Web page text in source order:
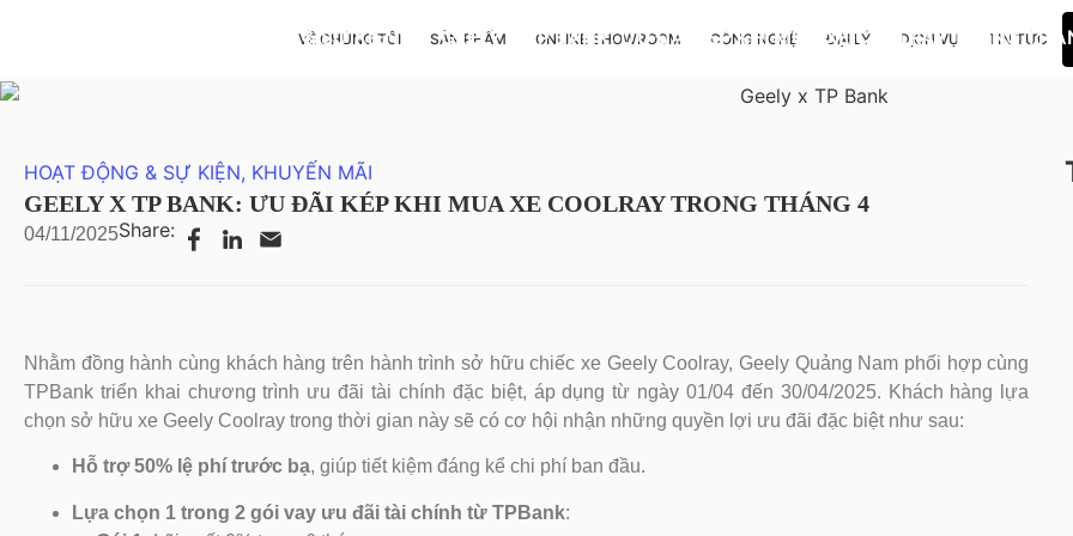
VỀ CHÚNG TÔI SẢN PHẨM ONLINE SHOWROOM CÔNG NGHỆ ĐẠI LÝ DỊCH VỤ TIN TỨC
HOẠT ĐỘNG & SỰ KIỆN GEELY X TP BANK: ƯU ĐÃI KÉP KHI MUA XE COOLRAY TRONG
HOẠT ĐỘNG & SỰ KIỆN, KHUYẾN MÃI
GEELY X TP BANK: ƯU ĐÃI KÉP KHI MUA XE COOLRAY TRONG THÁNG 4
04/11/2025Share:
Nhằm đồng hành cùng khách hàng trên hành trình sở hữu chiếc xe Geely Coolray, Geely Quảng Nam phối hợp cùng
TPBank triển khai chương trình ưu đãi tài chính đặc biệt, áp dụng từ ngày 01/04 đến 30/04/2025. Khách hàng lựa
chọn sở hữu xe Geely Coolray trong thời gian này sẽ có cơ hội nhận những quyền lợi ưu đãi đặc biệt như sau:
Hỗ trợ 50% lệ phí trước bạ, giúp tiết kiệm đáng kể chi phí ban đầu.
Lựa chọn 1 trong 2 gói vay ưu đãi tài chính từ TPBank: